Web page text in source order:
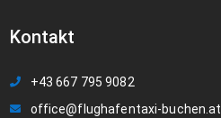
Kontakt
+43 667 795 9082
office@flughafentaxi-buchen.at